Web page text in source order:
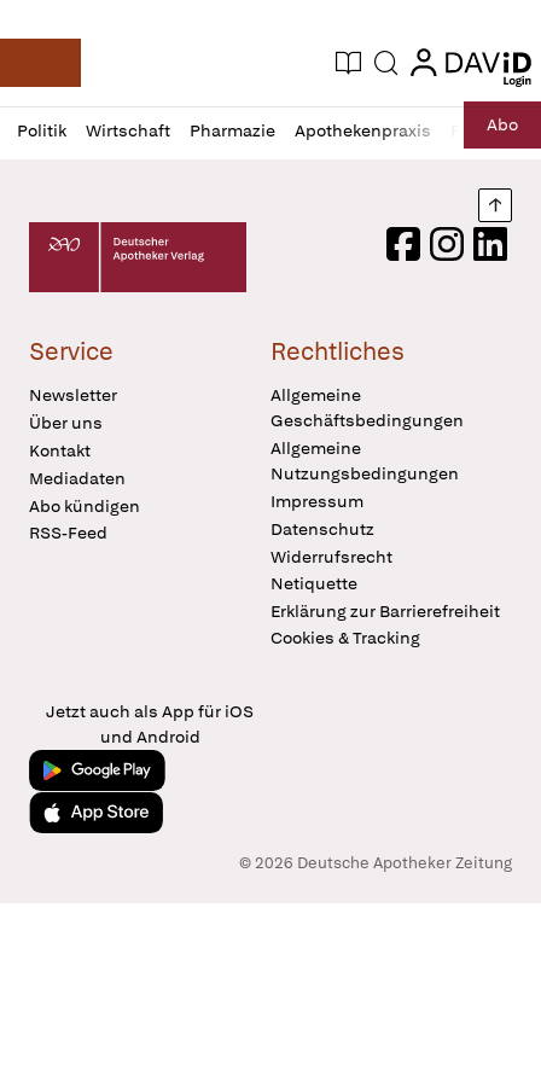
Deutsche Apotheker Zeitung
Aktuelle Ausgabe
Suche login
login
Politik Wirtschaft Pharmazie Apothekenpraxis RechtAbo
Profil
öffnen
Daz
Pur
Deutscher Apotheker Verlag Logo
FacebookInstagram
Service
Newsletter
Über uns
Kontakt
Mediadaten
Abo kündigen
RSS-Feed
Rechtliches
Allgemeine
Geschäftsbedingungen
Allgemeine
Nutzungsbedingungen
Impressum
Datenschutz
Widerrufsrecht
Netiquette
Erklärung zur Barrierefreiheit
Cookies & Tracking
Jetzt auch als App für iOS
und Android
Jetzt bei Google Play
Laden im App Store
© 2026 Deutsche Apotheker Zeitung